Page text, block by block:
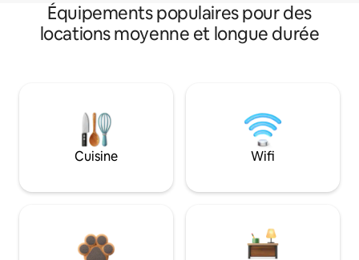
Équipements populaires pour des
locations moyenne et longue durée
Cuisine Wifi